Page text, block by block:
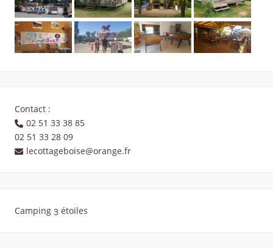
Contact :
02 51 33 38 85
02 51 33 28 09
lecottageboise@orange.fr
Camping 3 étoiles